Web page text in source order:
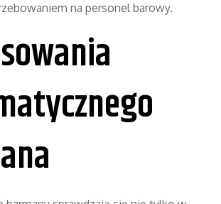
na personel barowy.